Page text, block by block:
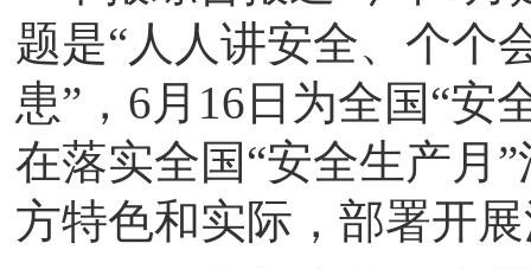
题是“人人讲安全、个
患”，6月16日为全国“安
在落实全国“安全生产月
方特色和实际，部署开